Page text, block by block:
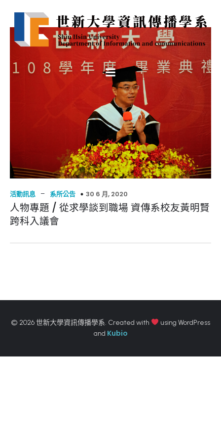
活動訊息 – 系所公告 30 6 月, 2020
人物專題 / 從求學談到職場 資傳系校友黃明賢
跨科入議會
© 2026 世新大學資訊傳播學系. Created with
using WordPress
and Kubio